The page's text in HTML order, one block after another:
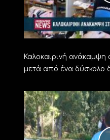
Καλοκαιρινή
μετά από ένα δύσκολο